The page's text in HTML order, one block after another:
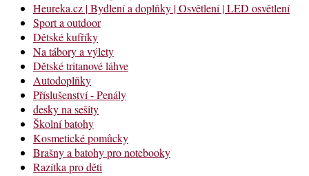
Heureka.cz | Bydlení a doplňky | Osvětlení | LED osvětlení
Sport a outdoor
Dětské kufříky
Na tábory a výlety
Dětské tritanové láhve
Autodoplňky
Příslušenství - Penály
desky na sešity
Školní batohy
Kosmetické pomůcky
Brašny a batohy pro notebooky
Razítka pro děti